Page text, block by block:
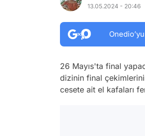
13.05.2024 - 20:46
26 Mayıs'ta final
dizinin final
cesete ait el kafaları